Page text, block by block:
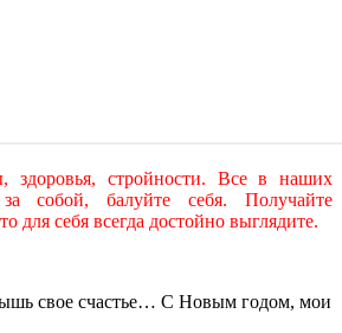
здоровья, стройности. Все в наших
собой, балуйте себя. Получайте
для себя всегда достойно выглядите.